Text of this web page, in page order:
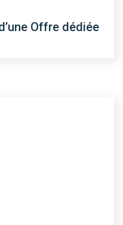
Offre dédiée